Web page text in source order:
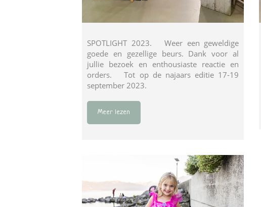
SPOTLIGHT 2023. Weer een geweldige
goede en gezellige beurs. Dank voor al
jullie bezoek en enthousiaste reactie en
orders. Tot op de najaars editie 17-19
september 2023.
Meer lezen